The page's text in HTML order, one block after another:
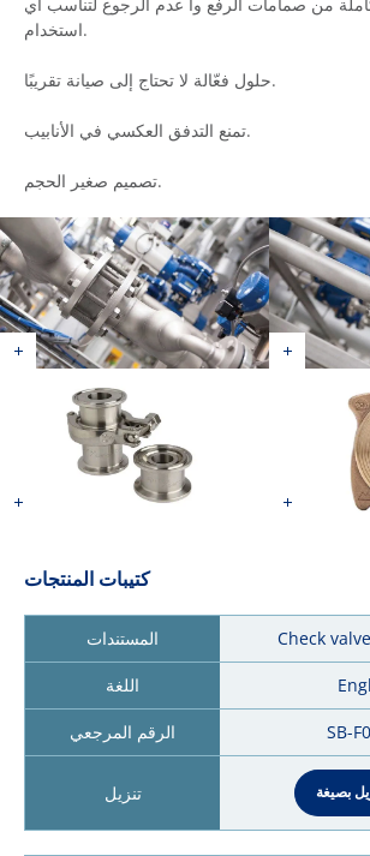
استخدام.
حلول فعّالة لا تحتاج إلى صيانة تقريبًا.
تمنع التدفق العكسي في الأنابيب.
تصميم صغير الحجم.
كتيبات المنتجات
Check
SB-